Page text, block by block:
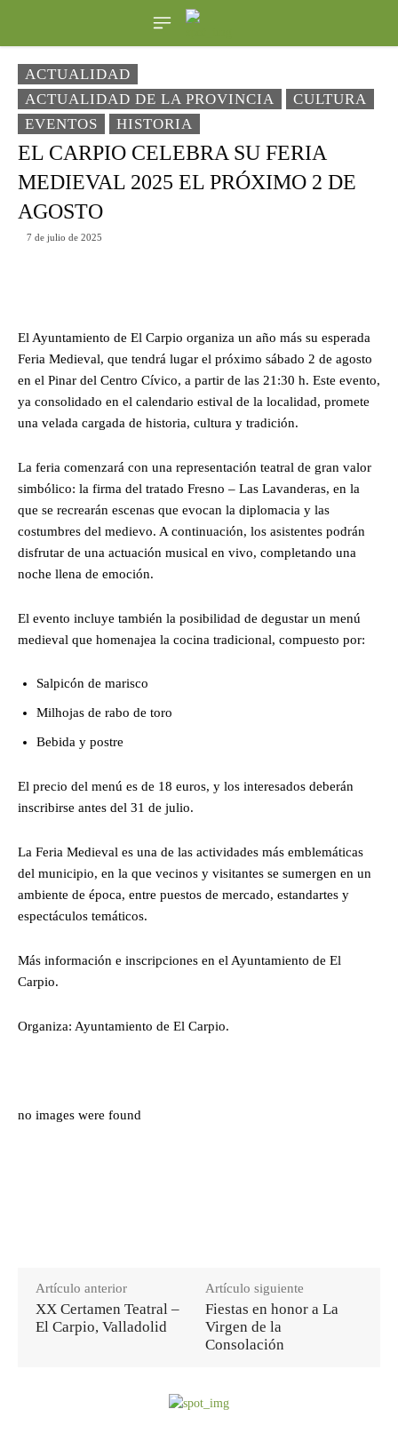
ACTUALIDAD
ACTUALIDAD DE LA PROVINCIA
CULTURA
EVENTOS
HISTORIA
EL CARPIO CELEBRA SU FERIA
MEDIEVAL 2025 EL PRÓXIMO 2 DE
AGOSTO
7 de julio de 2025
El Ayuntamiento de El Carpio organiza un año más su esperada
Feria Medieval, que tendrá lugar el próximo sábado 2 de agosto
en el Pinar del Centro Cívico, a partir de las 21:30 h. Este evento,
ya consolidado en el calendario estival de la localidad, promete
una velada cargada de historia, cultura y tradición.
La feria comenzará con una representación teatral de gran valor
simbólico: la firma del tratado Fresno – Las Lavanderas, en la
que se recrearán escenas que evocan la diplomacia y las
costumbres del medievo. A continuación, los asistentes podrán
disfrutar de una actuación musical en vivo, completando una
noche llena de emoción.
El evento incluye también la posibilidad de degustar un menú
medieval que homenajea la cocina tradicional, compuesto por:
Salpicón de marisco
Milhojas de rabo de toro
Bebida y postre
El precio del menú es de 18 euros, y los interesados deberán
inscribirse antes del 31 de julio.
La Feria Medieval es una de las actividades más emblemáticas
del municipio, en la que vecinos y visitantes se sumergen en un
ambiente de época, entre puestos de mercado, estandartes y
espectáculos temáticos.
Más información e inscripciones en el Ayuntamiento de El
Carpio.
Organiza: Ayuntamiento de El Carpio.
no images were found
Artículo anterior
XX Certamen Teatral –
El Carpio, Valladolid
Artículo siguiente
Fiestas en honor a La
Virgen de la
Consolación